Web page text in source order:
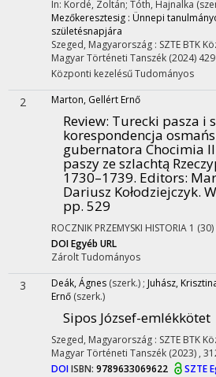
In: Kordé, Zoltán; Tóth, Hajnalka
Mezőkeresztesig : Ünnepi
születésnapjára
Szeged, Magyarország : SZTE BTK
Magyar Történeti Tanszék (2024)
Központi kezelésűTudományos
2 Marton, Gellért Ernő
Review: Turecki pasza i
korespondencja
gubernatora Chocimia
paszy ze szlachtą
1730–1739. Editors:
Dariusz Kołodziejczyk.
pp. 529
ROCZNIK PRZEMYSKI HISTORIA 1 (30)
DOIEgyéb URL
ZároltTudományos
3 Deák, Ágnes (szerk.) ; Juhász,
Ernő (szerk.)
Sipos József-emlékkötet
Szeged, Magyarország : SZTE BTK
Magyar Történeti Tanszék (2023) ,
DOIISBN: 9789633069622
SZTE